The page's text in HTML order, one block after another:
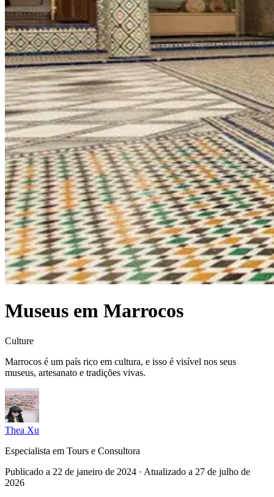
Museus em Marrocos
Culture
Marrocos é um país rico em cultura, e isso é visível nos seus
museus, artesanato e tradições vivas.
Thea Xu
Especialista em Tours e Consultora
Publicado a 22 de janeiro de 2024 · Atualizado a 27 de julho de
2026